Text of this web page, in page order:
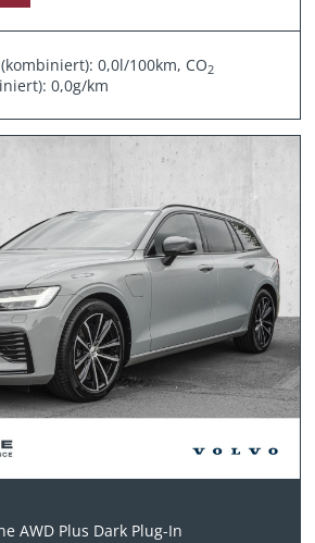
0,0l/100km, CO2
0,0g/km
AWD Plus Dark Plug-In